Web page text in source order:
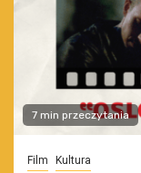
7 min przeczytania
Film Kultura